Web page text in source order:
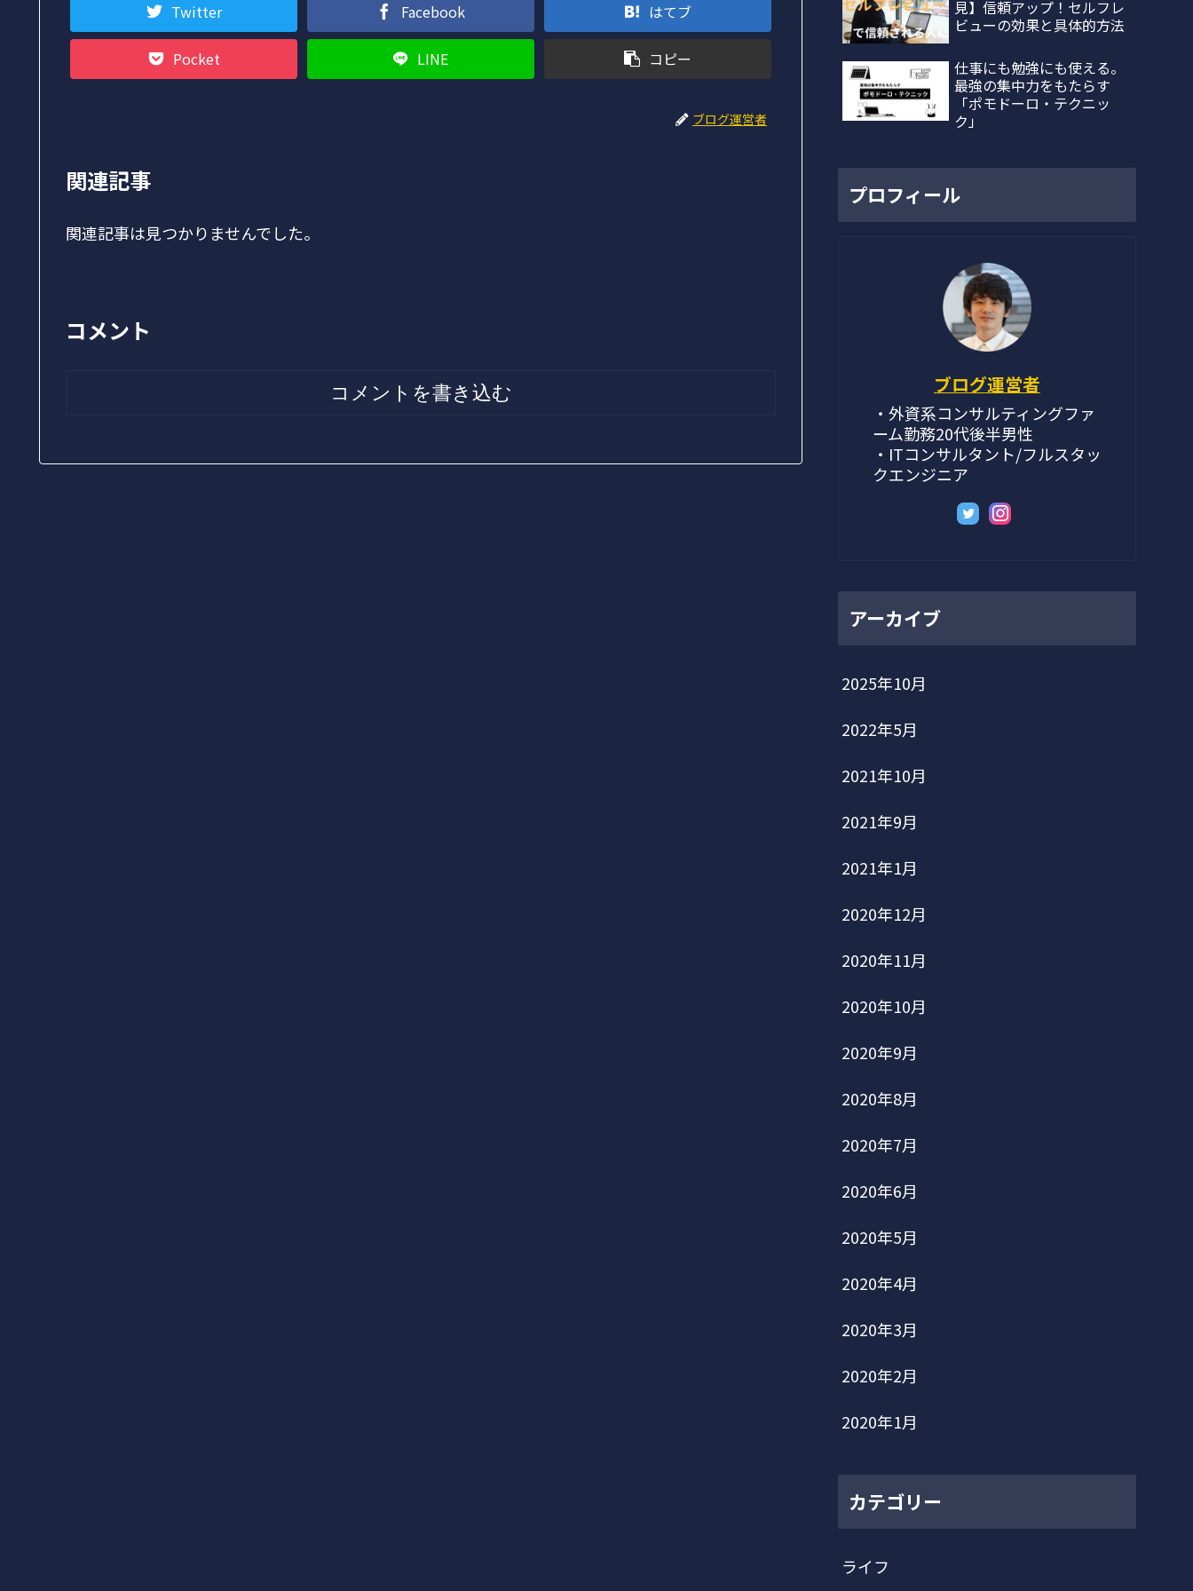
Twitter Facebook はてブ
Pocket LINE コピー
ブログ運営者
関連記事
関連記事は見つかりませんでした。
コメント
コメントを書き込む
見】信頼アップ！セルフレ
ビューの効果と具体的方法
仕事にも勉強にも使える。
最強の集中力をもたらす
「ポモドーロ・テクニッ
ク」
プロフィール
ブログ運営者
・外資系コンサルティングファ
ーム勤務20代後半男性
・ITコンサルタント/フルスタッ
クエンジニア
アーカイブ
2025年10月
2022年5月
2021年10月
2021年9月
2021年1月
2020年12月
2020年11月
2020年10月
2020年9月
2020年8月
2020年7月
2020年6月
2020年5月
2020年4月
2020年3月
2020年2月
2020年1月
カテゴリー
ライフ